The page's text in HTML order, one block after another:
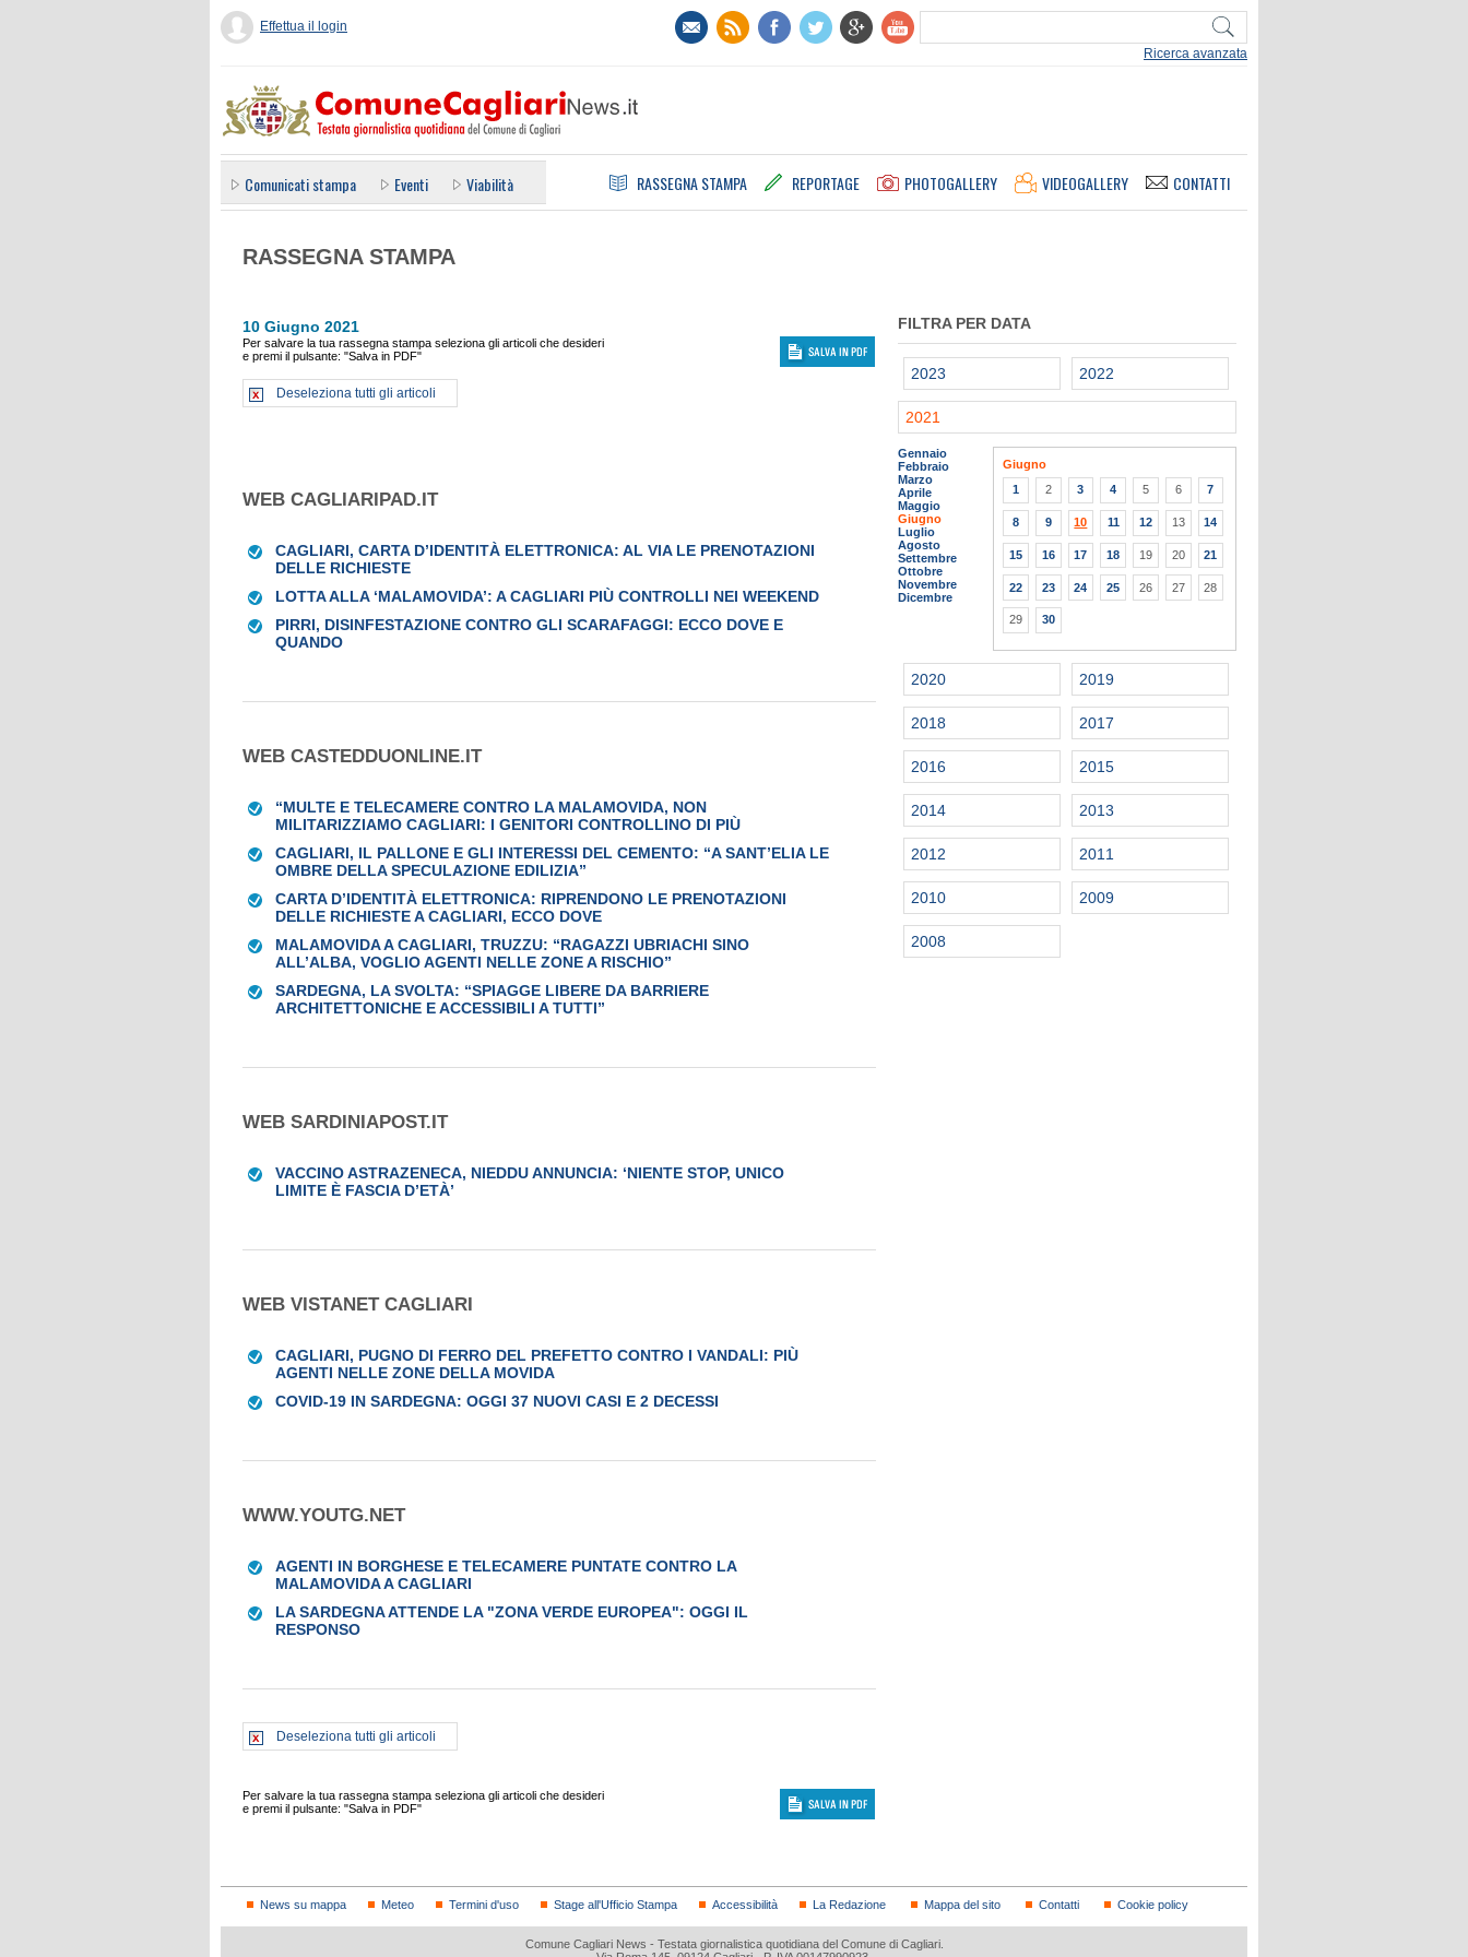
Ricerca avanzata
Effettua il login
Comunicati stampa Eventi Viabilità RASSEGNA STAMPA REPORTAGE PHOTOGALLERY VIDEOGALLERY CONTATTI
RASSEGNA STAMPA
10 Giugno 2021
Per salvare la tua rassegna stampa seleziona gli articoli che desideri
e premi il pulsante: "Salva in PDF"
Deseleziona tutti gli articoli
WEB CAGLIARIPAD.IT
CAGLIARI, CARTA D’IDENTITÀ ELETTRONICA: AL VIA LE PRENOTAZIONI
DELLE RICHIESTE
LOTTA ALLA ‘MALAMOVIDA’: A CAGLIARI PIÙ CONTROLLI NEI WEEKEND
PIRRI, DISINFESTAZIONE CONTRO GLI SCARAFAGGI: ECCO DOVE E
QUANDO
WEB CASTEDDUONLINE.IT
“MULTE E TELECAMERE CONTRO LA MALAMOVIDA, NON
MILITARIZZIAMO CAGLIARI: I GENITORI CONTROLLINO DI PIÙ
CAGLIARI, IL PALLONE E GLI INTERESSI DEL CEMENTO: “A SANT’ELIA LE
OMBRE DELLA SPECULAZIONE EDILIZIA”
CARTA D’IDENTITÀ ELETTRONICA: RIPRENDONO LE PRENOTAZIONI
DELLE RICHIESTE A CAGLIARI, ECCO DOVE
MALAMOVIDA A CAGLIARI, TRUZZU: “RAGAZZI UBRIACHI SINO
ALL’ALBA, VOGLIO AGENTI NELLE ZONE A RISCHIO”
SARDEGNA, LA SVOLTA: “SPIAGGE LIBERE DA BARRIERE
ARCHITETTONICHE E ACCESSIBILI A TUTTI”
WEB SARDINIAPOST.IT
VACCINO ASTRAZENECA, NIEDDU ANNUNCIA: ‘NIENTE STOP, UNICO
LIMITE È FASCIA D’ETÀ’
WEB VISTANET CAGLIARI
CAGLIARI, PUGNO DI FERRO DEL PREFETTO CONTRO I VANDALI: PIÙ
AGENTI NELLE ZONE DELLA MOVIDA
COVID-19 IN SARDEGNA: OGGI 37 NUOVI CASI E 2 DECESSI
WWW.YOUTG.NET
AGENTI IN BORGHESE E TELECAMERE PUNTATE CONTRO LA
MALAMOVIDA A CAGLIARI
LA SARDEGNA ATTENDE LA "ZONA VERDE EUROPEA": OGGI IL
RESPONSO
Deseleziona tutti gli articoli
Per salvare la tua rassegna stampa seleziona gli articoli che desideri
e premi il pulsante: "Salva in PDF"
FILTRA PER DATA
2023 2022
2021
Gennaio
Febbraio
Marzo
Aprile
Maggio
Giugno
Luglio
Agosto
Settembre
Ottobre
Novembre
Dicembre
Giugno
1
2 3 4 5 6 7
8 9 10 11 12 13 14
15 16 17 18 19 20 21
22 23 24 25 26 27 28
29 30
2020 2019
2018 2017
2016 2015
2014 2013
2012 2011
2010 2009
2008
News su mappa Meteo Termini d'uso Stage all'Ufficio Stampa Accessibilità La Redazione Mappa del sito Contatti Cookie policy
Comune Cagliari News - Testata giornalistica quotidiana del Comune di Cagliari.